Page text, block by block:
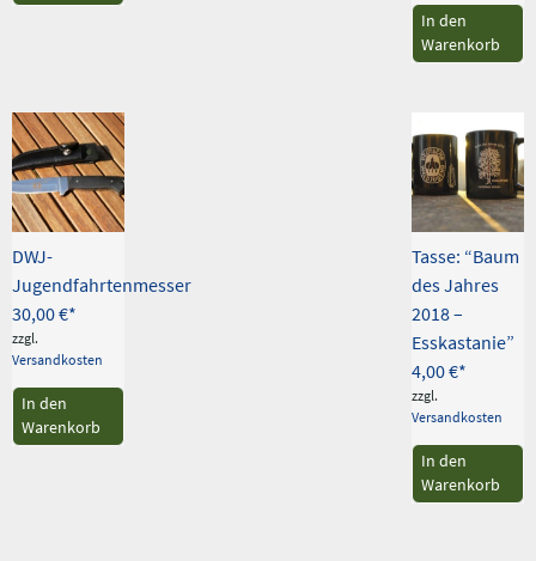
In den
Warenkorb
DWJ-
Jugendfahrtenmesser
30,00€
zzgl.
Versandkosten
In den
Warenkorb
Tasse: “Baum
des Jahres
2018 –
Esskastanie”
4,00€
zzgl.
Versandkosten
In den
Warenkorb